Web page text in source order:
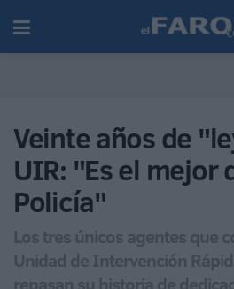
Veinte años de
UIR: "Es el mejor
Policía"
Los tres únicos agentes que
Unidad de Intervención
repasan su historia de